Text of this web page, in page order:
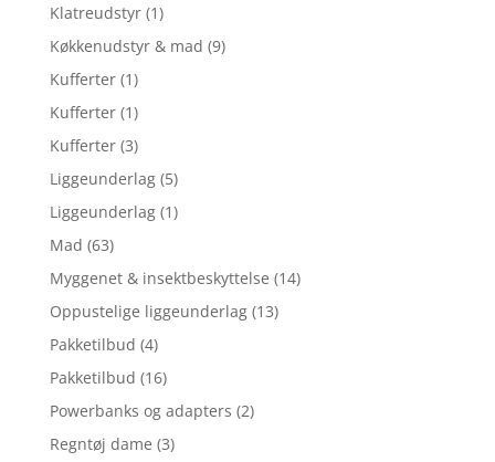
Klatreudstyr (1)
Køkkenudstyr & mad (9)
Kufferter (1)
Kufferter (1)
Kufferter (3)
Liggeunderlag (5)
Liggeunderlag (1)
Mad (63)
Myggenet & insektbeskyttelse (14)
Oppustelige liggeunderlag (13)
Pakketilbud (4)
Pakketilbud (16)
Powerbanks og adapters (2)
Regntøj dame (3)